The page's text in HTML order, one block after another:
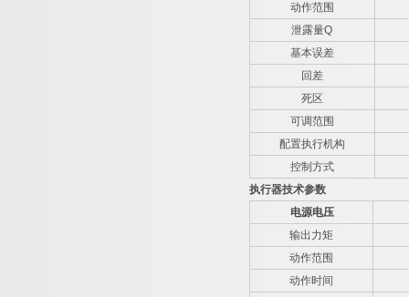
动作范围
泄露量Q
基本误差
回差
死区
可调范围
配置执行机构
控制方式
执行器技术参数
电源电压
输出力矩
动作范围
动作时间